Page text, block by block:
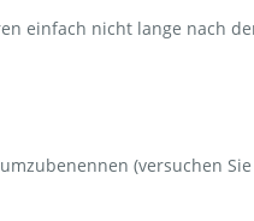
einfach nicht lange nach
(versuchen